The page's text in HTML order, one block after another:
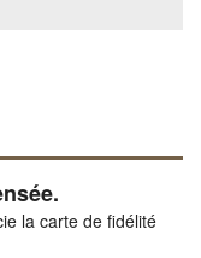
la carte de fidélité